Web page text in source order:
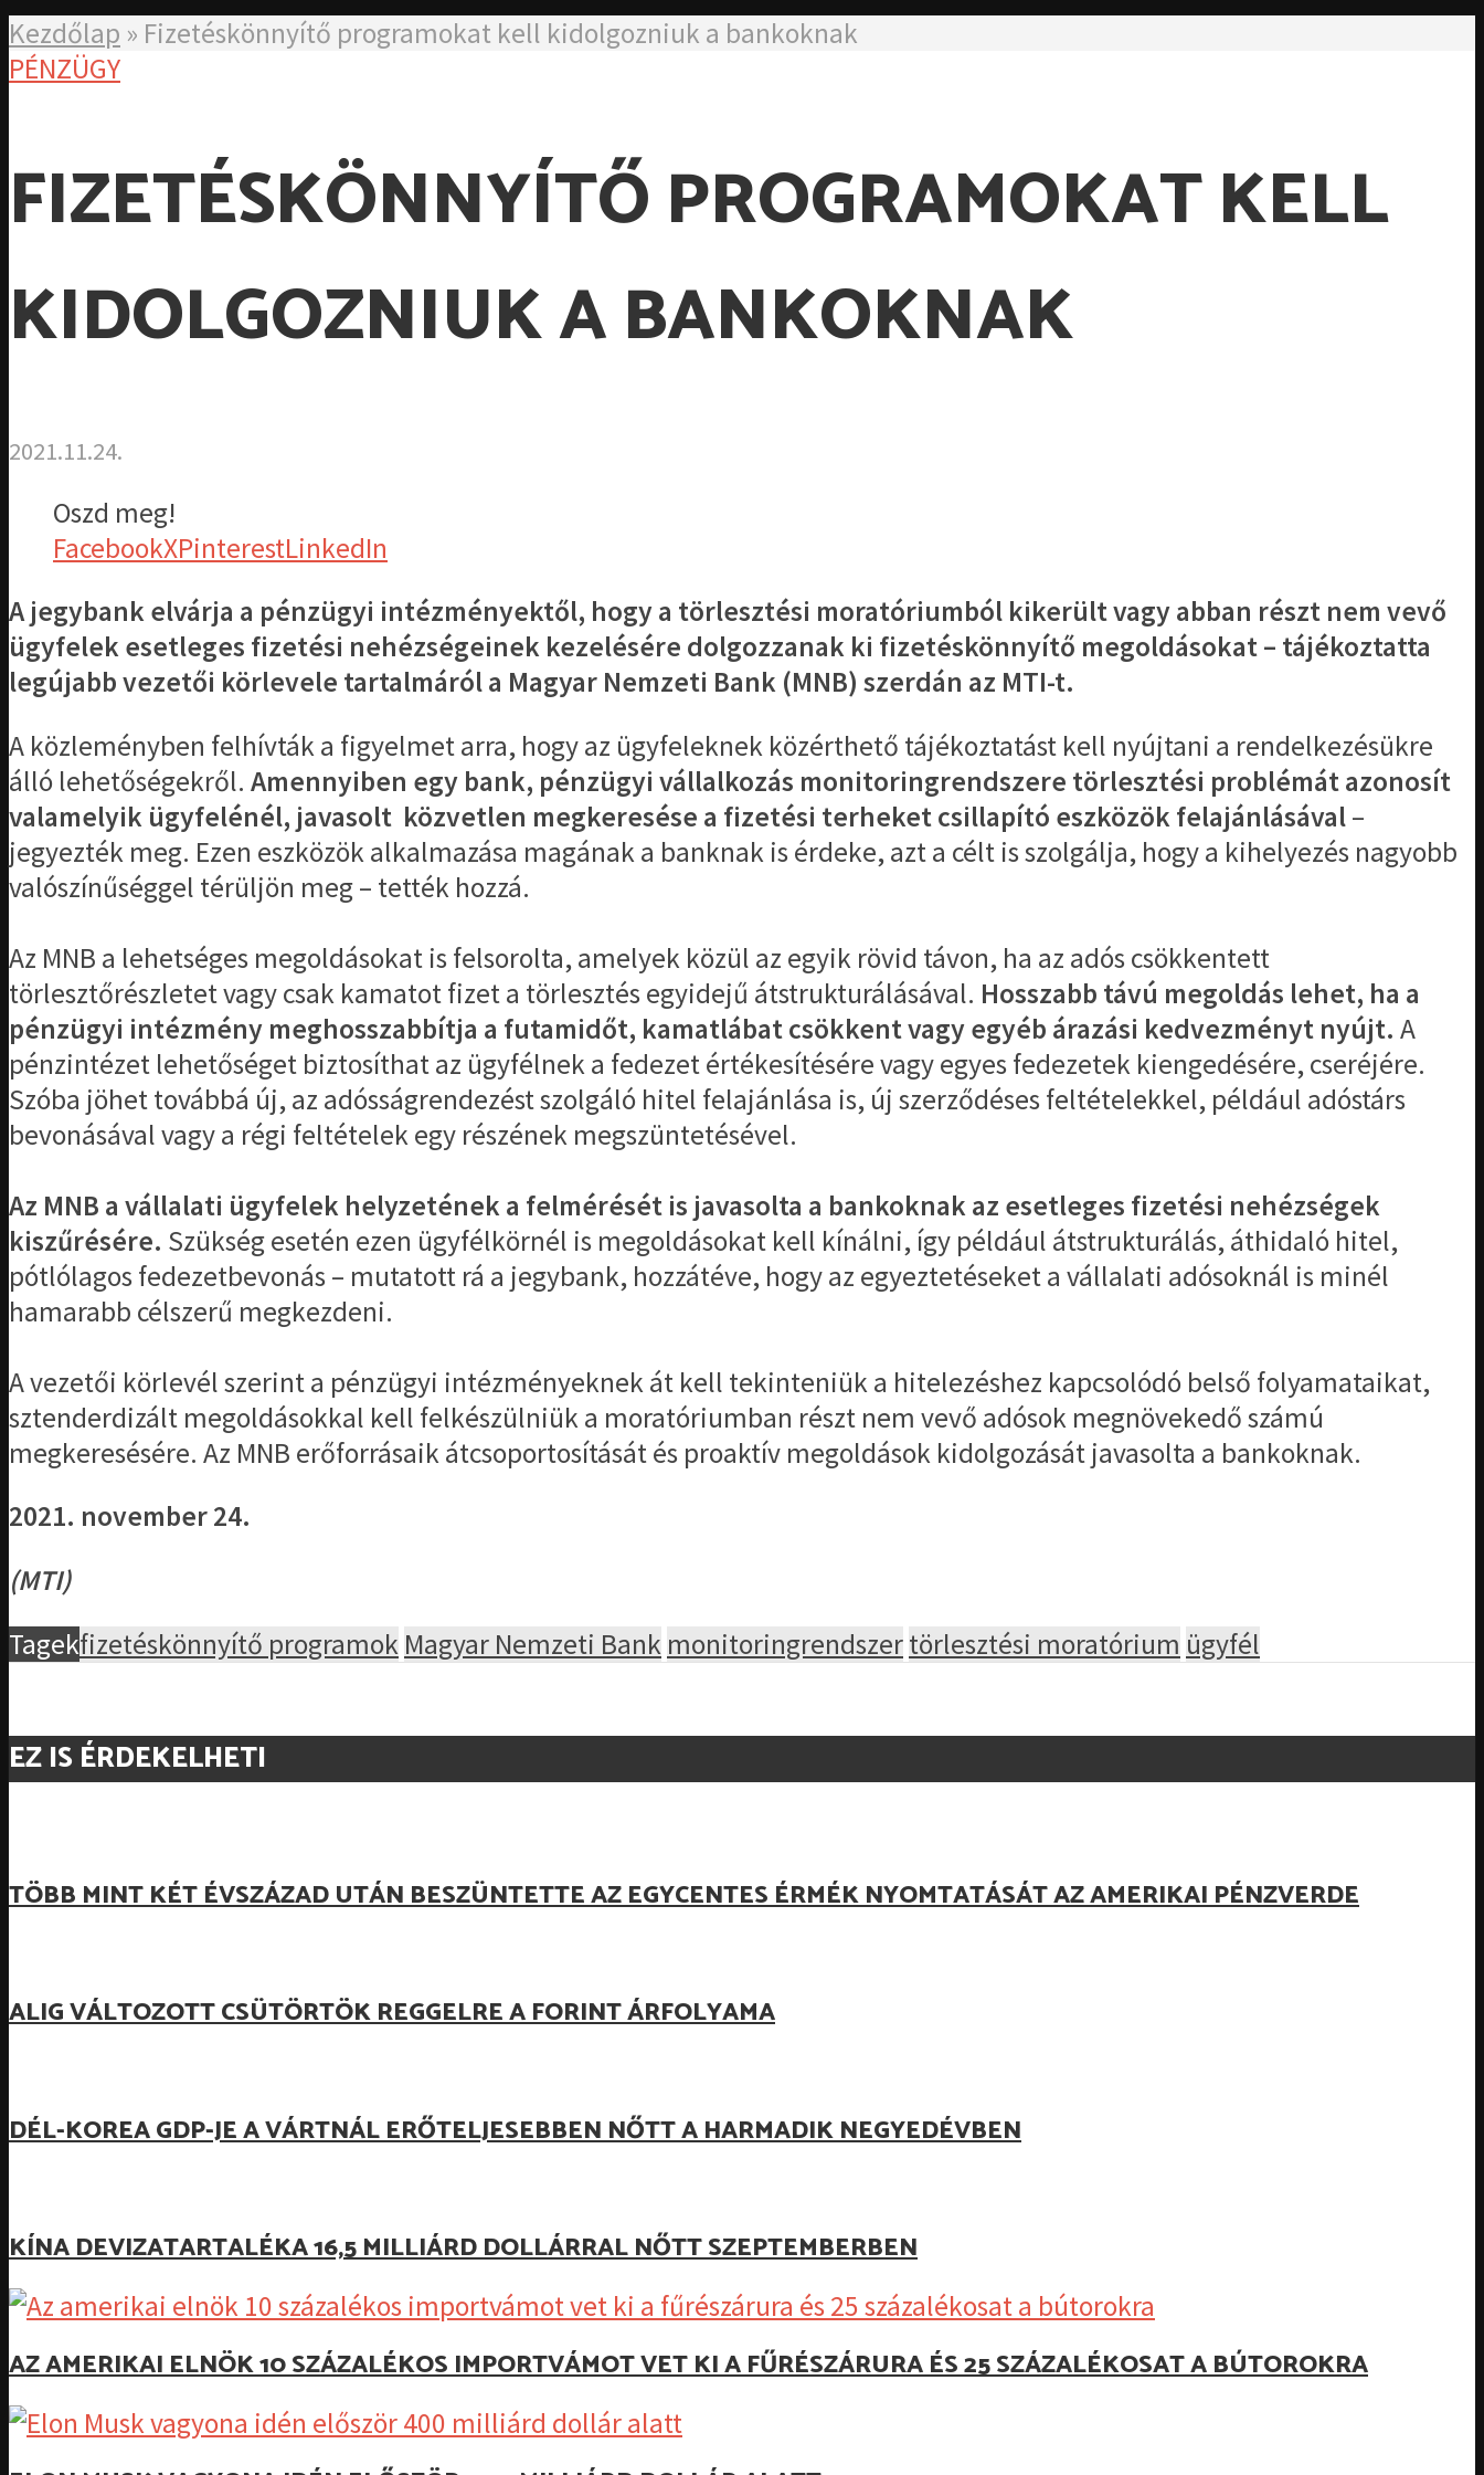
Kezdőlap » Fizetéskönnyítő programokat kell kidolgozniuk a bankoknak
PÉNZÜGY
FIZETÉSKÖNNYÍTŐ PROGRAMOKAT KELL
KIDOLGOZNIUK A BANKOKNAK
2021.11.24.
Oszd meg!
FacebookXPinterestLinkedIn
A jegybank elvárja a pénzügyi intézményektől, hogy a törlesztési moratóriumból kikerült vagy abban részt nem vevő
ügyfelek esetleges fizetési nehézségeinek kezelésére dolgozzanak ki fizetéskönnyítő megoldásokat – tájékoztatta
legújabb vezetői körlevele tartalmáról a Magyar Nemzeti Bank (MNB) szerdán az MTI-t.
A közleményben felhívták a figyelmet arra, hogy az ügyfeleknek közérthető tájékoztatást kell nyújtani a rendelkezésükre
álló lehetőségekről. Amennyiben egy bank, pénzügyi vállalkozás monitoringrendszere törlesztési problémát azonosít
valamelyik ügyfelénél, javasolt közvetlen megkeresése a fizetési terheket csillapító eszközök felajánlásával–
jegyezték meg. Ezen eszközök alkalmazása magának a banknak is érdeke, azt a célt is szolgálja, hogy a kihelyezés nagyobb
valószínűséggel térüljön meg – tették hozzá.
Az MNB a lehetséges megoldásokat is felsorolta, amelyek közül az egyik rövid távon, ha az adós csökkentett
törlesztőrészletet vagy csak kamatot fizet a törlesztés egyidejű átstrukturálásával. Hosszabb távú megoldás lehet, ha a
pénzügyi intézmény meghosszabbítja a futamidőt, kamatlábat csökkent vagy egyéb árazási kedvezményt nyújt. A
pénzintézet lehetőséget biztosíthat az ügyfélnek a fedezet értékesítésére vagy egyes fedezetek kiengedésére, cseréjére.
Szóba jöhet továbbá új, az adósságrendezést szolgáló hitel felajánlása is, új szerződéses feltételekkel, például adóstárs
bevonásával vagy a régi feltételek egy részének megszüntetésével.
Az MNB a vállalati ügyfelek helyzetének a felmérését is javasolta a bankoknak az esetleges fizetési nehézségek
kiszűrésére. Szükség esetén ezen ügyfélkörnél is megoldásokat kell kínálni, így például átstrukturálás, áthidaló hitel,
pótlólagos fedezetbevonás – mutatott rá a jegybank, hozzátéve, hogy az egyeztetéseket a vállalati adósoknál is minél
hamarabb célszerű megkezdeni.
A vezetői körlevél szerint a pénzügyi intézményeknek át kell tekinteniük a hitelezéshez kapcsolódó belső folyamataikat,
sztenderdizált megoldásokkal kell felkészülniük a moratóriumban részt nem vevő adósok megnövekedő számú
megkeresésére. Az MNB erőforrásaik átcsoportosítását és proaktív megoldások kidolgozását javasolta a bankoknak.
2021. november 24.
(MTI)
Tagekfizetéskönnyítő programok Magyar Nemzeti Bank monitoringrendszertörlesztési moratórium ügyfél
EZ IS ÉRDEKELHETI
TÖBB MINT KÉT ÉVSZÁZAD UTÁN BESZÜNTETTE AZ EGYCENTES ÉRMÉK NYOMTATÁSÁT AZ AMERIKAI PÉNZVERDE
ALIG VÁLTOZOTT CSÜTÖRTÖK REGGELRE A FORINT ÁRFOLYAMA
DÉL-KOREA GDP-JE A VÁRTNÁL ERŐTELJESEBBEN NŐTT A HARMADIK NEGYEDÉVBEN
KÍNA DEVIZATARTALÉKA 16,5 MILLIÁRD DOLLÁRRAL NŐTT SZEPTEMBERBEN
AZ AMERIKAI ELNÖK 10 SZÁZALÉKOS IMPORTVÁMOT VET KI A FŰRÉSZÁRURA ÉS 25 SZÁZALÉKOSAT A BÚTOROKRA